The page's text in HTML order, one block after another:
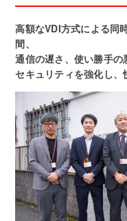
高額なVDI方式による同
間、
通信の遅さ、使い勝手の
セキュリティを強化し